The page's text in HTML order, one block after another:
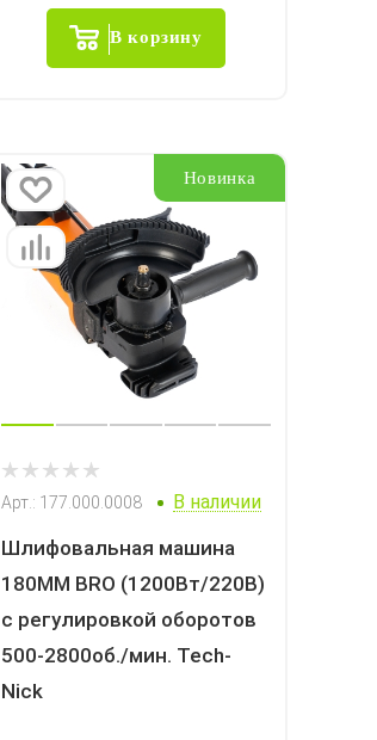
В корзину
Новинка
Арт.: 177.000.0008 В наличии
Шлифовальная машина
180MM BRO (1200Вт/220В)
с регулировкой оборотов
500-2800об./мин. Tech-
Nick